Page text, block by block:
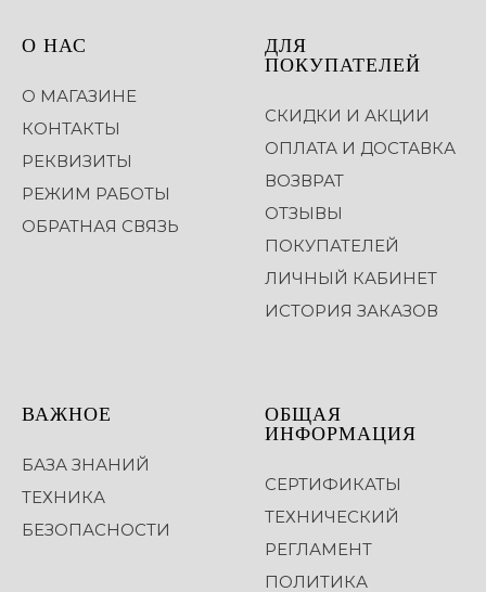
О НАС
О МАГАЗИНЕ
КОНТАКТЫ
РЕКВИЗИТЫ
РЕЖИМ РАБОТЫ
ОБРАТНАЯ СВЯЗЬ
ДЛЯ
ПОКУПАТЕЛЕЙ
СКИДКИ И АКЦИИ
ОПЛАТА И ДОСТАВКА
ВОЗВРАТ
ОТЗЫВЫ
ПОКУПАТЕЛЕЙ
ЛИЧНЫЙ КАБИНЕТ
ИСТОРИЯ ЗАКАЗОВ
ВАЖНОЕ
БАЗА ЗНАНИЙ
ТЕХНИКА
БЕЗОПАСНОСТИ
ОБЩАЯ
ИНФОРМАЦИЯ
СЕРТИФИКАТЫ
ТЕХНИЧЕСКИЙ
РЕГЛАМЕНТ
ПОЛИТИКА